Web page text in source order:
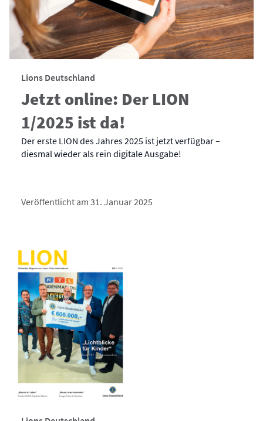
Lions Deutschland
Jetzt online: Der LION
1/2025 ist da!
Der erste LION des Jahres 2025 ist jetzt verfügbar –
diesmal wieder als rein digitale Ausgabe!
Veröffentlicht am 31. Januar 2025